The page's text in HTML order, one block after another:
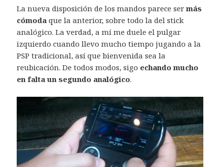
La nueva disposición de los mandos parece sermás
cómoda que la anterior, sobre todo la del stick
analógico. La verdad, a mí me duele el pulgar
izquierdo cuando llevo mucho tiempo jugando a la
PSP tradicional, así que bienvenida sea la
reubicación. De todos modos, sigo echando mucho
en falta un segundo analógico.